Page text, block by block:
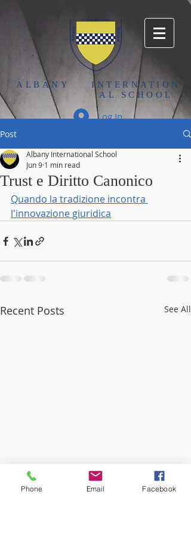
Log In
INTERNATION
AL SCHOOL
ALBANY
Post
Trust e Diritto Canonico
Albany International School
Jun 9 1 min read
Quando la tradizione incontra
l'innovazione giuridica
Recent Posts See All
Phone Email Facebook